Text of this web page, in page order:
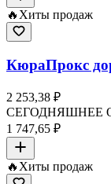
🔥 Хиты продаж
КюраПрокс
2 253,38 ₽
СЕГОДНЯШНЕЕ
1 747,65 ₽
🔥 Хиты продаж